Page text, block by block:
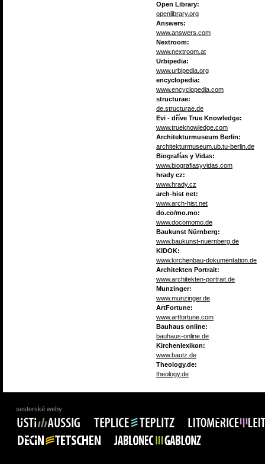
Open Library:
openlibrary.org
Answers:
www.answers.com
Nextroom:
www.nextroom.at
Urbipedia:
www.urbipedia.org
encyclopedia:
www.encyclopedia.com
structurae:
de.structurae.de
Evi - dříve True Knowledge:
www.trueknowledge.com
Architekturmuseum Berlin:
architekturmuseum.ub.tu-berlin.de
Biografías y Vidas:
www.biografiasyvidas.com
hrady cz:
www.hrady.cz
arch-hist net:
www.arch-hist.net
do.co/mo.mo:
www.docomomo.de
Baukunst Nürnberg:
www.baukunst-nuernberg.de
KIDOK:
www.kirchenbau-dokumentation.de
Architekten Portrait:
www.architekten-portrait.de
Munzinger:
www.munzinger.de
ArtFortune:
www.artfortune.com
Bauhaus online:
bauhaus-online.de
Kirchenlexikon:
www.bautz.de
Theology.de:
theology.de
sesterské weby